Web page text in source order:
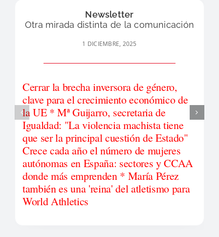
Newsletter
Otra mirada distinta de la comunicación
1 DICIEMBRE, 2025
Cerrar la brecha inversora de género,
clave para el crecimiento económico de
la UE * Mª Guijarro, secretaria de
Igualdad: "La violencia machista tiene
que ser la principal cuestión de Estado"
Crece cada año el número de mujeres
autónomas en España: sectores y CCAA
donde más emprenden * María Pérez
también es una 'reina' del atletismo para
World Athletics